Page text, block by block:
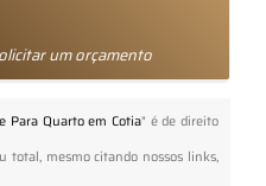
um orçamento
Para Quarto em Cotia" é de direito
total, mesmo citando nossos links,